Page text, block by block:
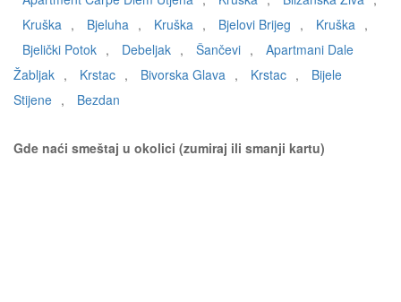
Kruška , Bjeluha , Kruška , Bjelovi Brijeg , Kruška ,
Bjelički Potok , Debeljak , Šančevi ,
Apartmani Dale
Žabljak , Krstac , Bivorska Glava , Krstac ,
Bijele
Stijene , Bezdan
Gde naći smeštaj u okolici (zumiraj ili smanji kartu)